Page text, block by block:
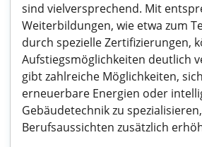
sind vielversprechend. Mit
Weiterbildungen, wie etwa zum
durch spezielle Zertifizierungen,
Aufstiegsmöglichkeiten deutlich
gibt zahlreiche Möglichkeiten,
erneuerbare Energien oder
Gebäudetechnik zu
Berufsaussichten zusätzlich